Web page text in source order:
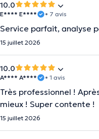
10.0
E**** E**** • 7 avis
Service parfait, analyse
15 juillet 2026
10.0
A**** A**** • 1 avis
Très professionnel !
mieux ! Super contente !
15 juillet 2026